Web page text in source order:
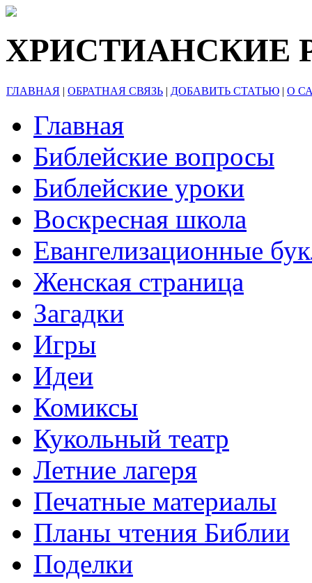
ХРИСТИАНСКИЕ
ГЛАВНАЯ | ОБРАТНАЯ СВЯЗЬ | ДОБАВИТЬ СТАТЬЮ | О
Главная
Библейские вопросы
Библейские уроки
Воскресная школа
Евангелизационные
Женская страница
Загадки
Игры
Идеи
Комиксы
Кукольный театр
Летние лагеря
Печатные материалы
Планы чтения Библии
Поделки